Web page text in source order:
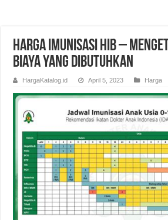
Harga Imunisasi Hib –
Biaya yang Dibutuhkan
HargaKatalog.id April 5, 2023 Harga